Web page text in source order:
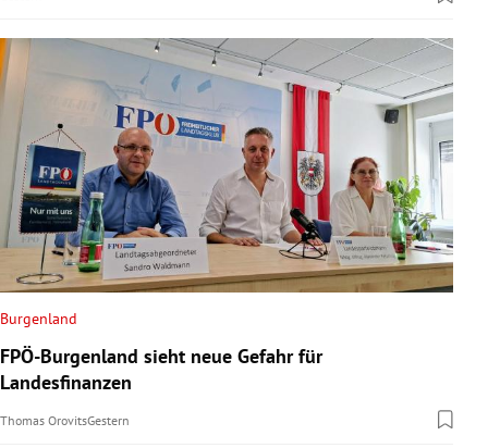
Burgenland
FPÖ-Burgenland sieht neue Gefahr für
Landesfinanzen
Thomas OrovitsGestern